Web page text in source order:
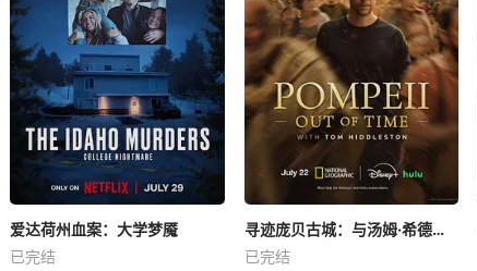
爱达荷州血案：大学梦魇
已完结
寻迹庞贝古城：与汤姆·希德勒斯顿同行
已完结